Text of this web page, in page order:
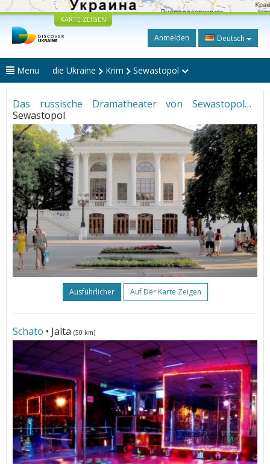
KARTE ZEIGEN
Anmelden Deutsch
Menu die Ukraine Krim Sewastopol
Das russische Dramatheater von Sewastopol
Sewastopol
Ausführlicher Auf Der Karte Zeigen
Schato • Jalta (50 km)